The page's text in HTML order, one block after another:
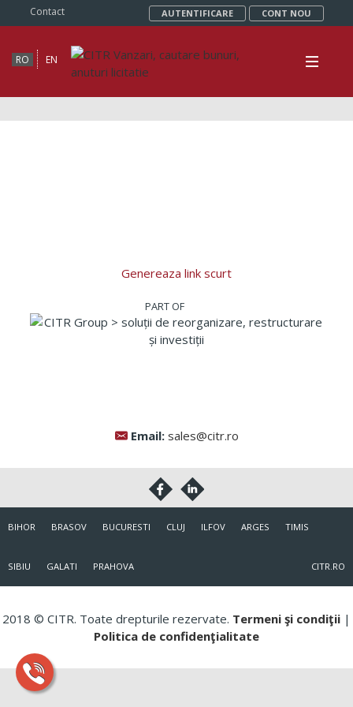
Contact AUTENTIFICARE CONT NOU
RO EN
Genereaza link scurt
Email: sales@citr.ro
BIHOR BRASOV BUCURESTI CLUJ ILFOV ARGES TIMIS
SIBIU GALATI PRAHOVA CITR.RO
2018 © CITR. Toate drepturile rezervate. Termeni şi condiţii |
Politica de confidenţialitate